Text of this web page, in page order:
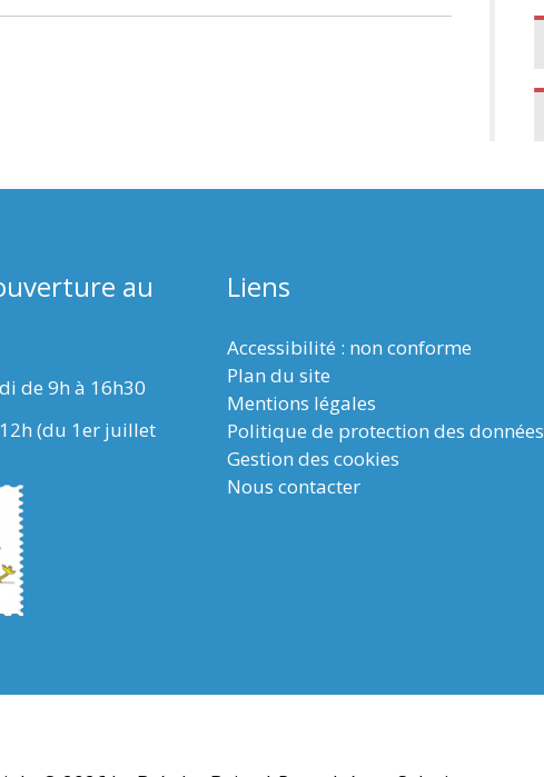
au
de 9h à 16h30
(du 1er juillet
Liens
Accessibilité : non conforme
Plan du site
Mentions légales
Politique de protection des données
Gestion des cookies
Nous contacter